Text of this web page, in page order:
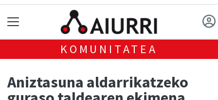
KOMUNITATEA
Aniztasuna aldarrikatzeko